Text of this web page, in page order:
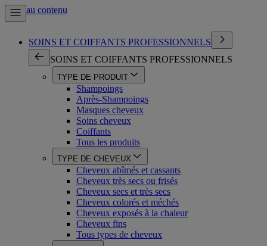
Aller au contenu
SOINS ET COIFFANTS PROFESSIONNELS
SOINS ET COIFFANTS PROFESSIONNELS
TYPE DE PRODUIT
Shampoings
Après-Shampoings
Masques cheveux
Soins cheveux
Coiffants
Tous les produits
TYPE DE CHEVEUX
Cheveux abîmés et cassants
Cheveux très secs ou frisés
Cheveux secs et très secs
Cheveux colorés et méchés
Cheveux exposés à la chaleur
Cheveux fins
Tous types de cheveux